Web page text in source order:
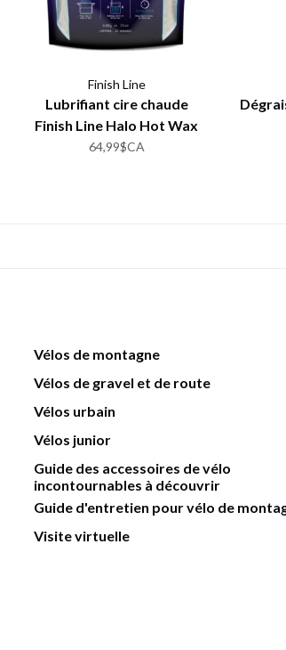
Finish Line
Lubrifiant cire chaude
Finish Line Halo Hot Wax
600g
64,99$CA
Vélos de montagne
Vélos de gravel et de route
Vélos urbain
Vélos junior
Guide des accessoires de vélo
incontournables à découvrir
Guide d'entretien pour vélo de
Visite virtuelle